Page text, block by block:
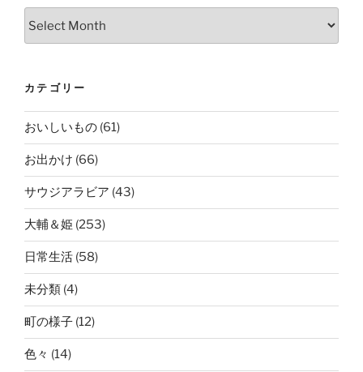
カテゴリー
おいしいもの (61)
お出かけ (66)
サウジアラビア (43)
大輔＆姫 (253)
日常生活 (58)
未分類 (4)
町の様子 (12)
色々 (14)